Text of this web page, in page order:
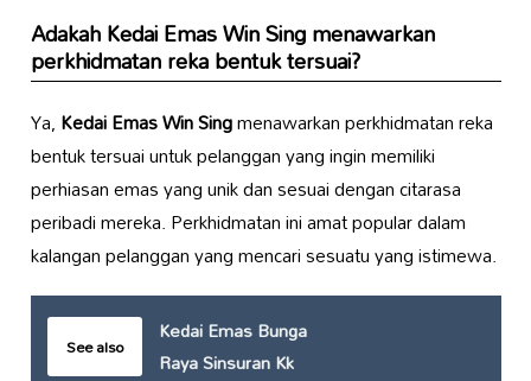
AdakahKedai Emas Win Singmenawarkan
perkhidmatan reka bentuk tersuai?
Ya,Kedai Emas Win Singmenawarkan perkhidmatan reka
bentuk tersuai untuk pelanggan yang ingin memiliki
perhiasan emas yang unik dan sesuai dengan citarasa
peribadi mereka. Perkhidmatan ini amat popular dalam
kalangan pelanggan yang mencari sesuatu yang istimewa.
See also
Kedai Emas Bunga
Raya Sinsuran Kk